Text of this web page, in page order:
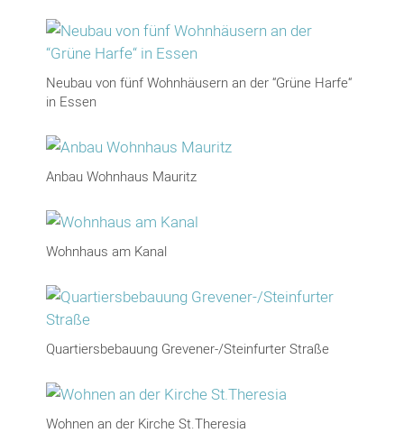
Neubau von fünf Wohnhäusern an der “Grüne Harfe“
in Essen
Anbau Wohnhaus Mauritz
Wohnhaus am Kanal
Quartiersbebauung Grevener-/Steinfurter Straße
Wohnen an der Kirche St.Theresia